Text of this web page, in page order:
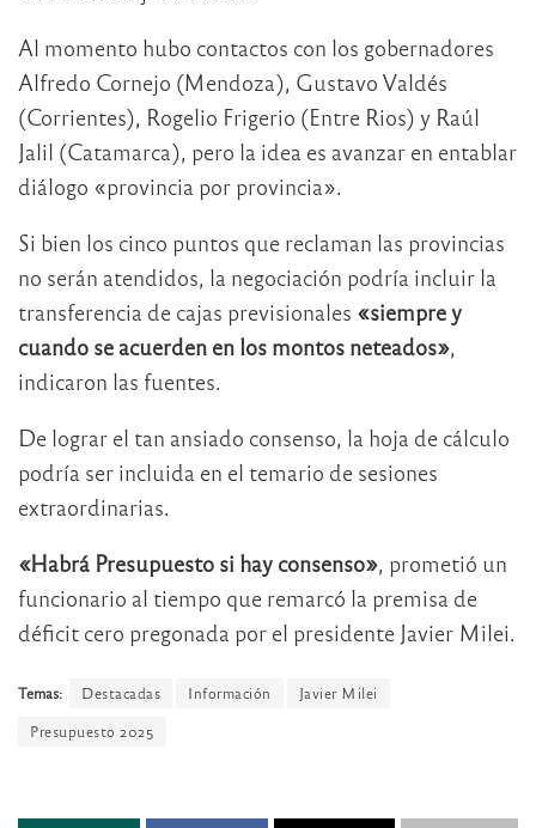
Al momento hubo contactos con los gobernadores
Alfredo Cornejo (Mendoza), Gustavo Valdés
(Corrientes), Rogelio Frigerio (Entre Rios) y Raúl
Jalil (Catamarca), pero la idea es avanzar en entablar
diálogo «provincia por provincia».
Si bien los cinco puntos que reclaman las provincias
no serán atendidos, la negociación podría incluir la
transferencia de cajas previsionales «siempre y
cuando se acuerden en los montos neteados»,
indicaron las fuentes.
De lograr el tan ansiado consenso, la hoja de cálculo
podría ser incluida en el temario de sesiones
extraordinarias.
«Habrá Presupuesto si hay consenso», prometió un
funcionario al tiempo que remarcó la premisa de
déficit cero pregonada por el presidente Javier Milei.
Temas: Destacadas Información
Javier Milei
Presupuesto 2025